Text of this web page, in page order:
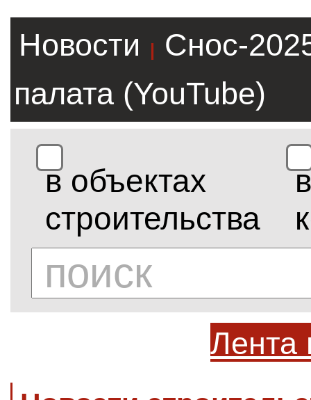
Новости |
Снос-
палата (YouTube)
в объектах
строительства
в
Лента